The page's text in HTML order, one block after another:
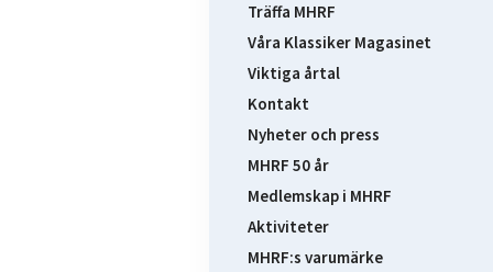
Träffa MHRF
Våra Klassiker Magasinet
Viktiga årtal
Kontakt
Nyheter och press
MHRF 50 år
Medlemskap i MHRF
Aktiviteter
MHRF:s varumärke